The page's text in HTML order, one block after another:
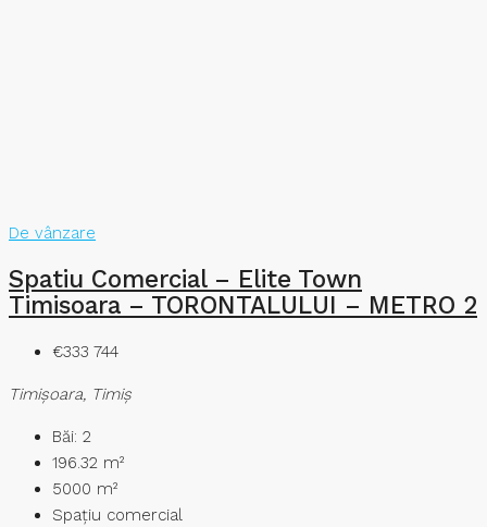
De vânzare
Spatiu Comercial – Elite Town
Timisoara – TORONTALULUI – METRO 2
€333 744
Timişoara, Timiș
Băi: 2
196.32 m²
5000 m²
Spațiu comercial